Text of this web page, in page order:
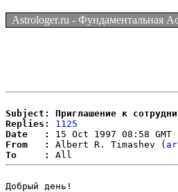
Astrologer.ru - Фундаментальная
Subject: Приглашение к
Replies:
1125
Date   :
From   :
Albert R. Timashev (
To     :
Добрый день!